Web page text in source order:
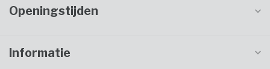
Openingstijden
Informatie